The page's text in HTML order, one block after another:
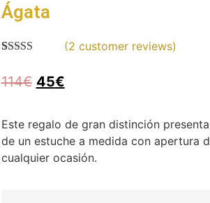
Ágata
out of 5
based on
(2 customer reviews)
114€ 45€
Este regalo de gran distinción
de un estuche a medida con apertura
cualquier ocasión.